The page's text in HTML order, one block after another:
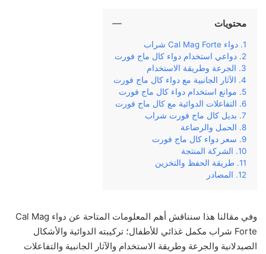
محتويات
دواء Cal Mag Forte شراب
دواعي استخدام دواء كال ماج فورت
الجرعة وطريقة الاستخدام
الآثار الجانبية مع دواء كال ماج فورت
موانع استخدام دواء كال ماج فورت
التفاعلات الدوائية مع كال ماج فورت
بديل كال ماج فورت شراب
الحمل والرضاعة
سعر دواء كال ماج فورت
الشركة المنتجة
طريقة الحفظ والتخزين
المصادر
وفي‌ ‌مقالنا‌ ‌هذا‌ ‌سنناقش‌ ‌أهم‌ ‌المعلومات‌ ‌المتاحة‌ ‌عن‌ دواء Cal Mag
Forte شراب مكمل غذائي للأطفال؛ ‌تركيبته‌ ‌الدوائية‌ والأشكال
الصيدلانية ‌والجرعة‌ ‌وطريقة‌ ‌الاستخدام‌ ‌والآثار‌ ‌الجانبية‌ ‌والتفاعلات